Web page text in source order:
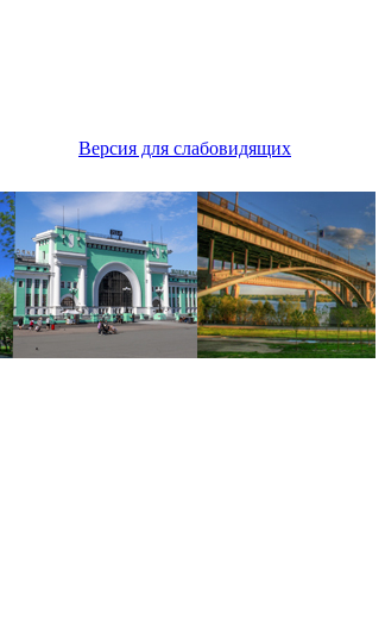
Версия для слабовидящих